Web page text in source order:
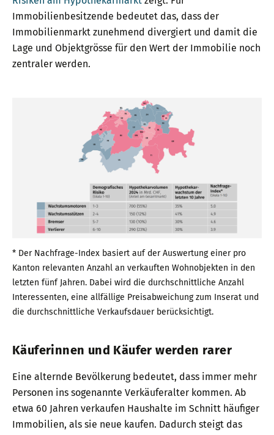
Immobilienbesitzende bedeutet das, dass der
Immobilienmarkt zunehmend divergiert und damit die
Lage und Objektgrösse für den Wert der Immobilie noch
zentraler werden.
* Der Nachfrage-Index basiert auf der Auswertung einer pro
Kanton relevanten Anzahl an verkauften Wohnobjekten in den
letzten fünf Jahren. Dabei wird die durchschnittliche Anzahl
Interessenten, eine allfällige Preisabweichung zum Inserat und
die durchschnittliche Verkaufsdauer berücksichtigt.
Käuferinnen und Käufer werden rarer
Eine alternde Bevölkerung bedeutet, dass immer mehr
Personen ins sogenannte Verkäuferalter kommen. Ab
etwa 60 Jahren verkaufen Haushalte im Schnitt häufiger
Immobilien, als sie neue kaufen. Dadurch steigt das